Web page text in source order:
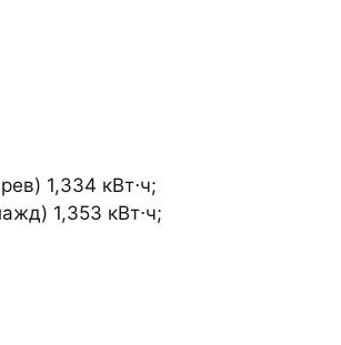
1,334 кВт⋅ч;
1,353 кВт⋅ч;